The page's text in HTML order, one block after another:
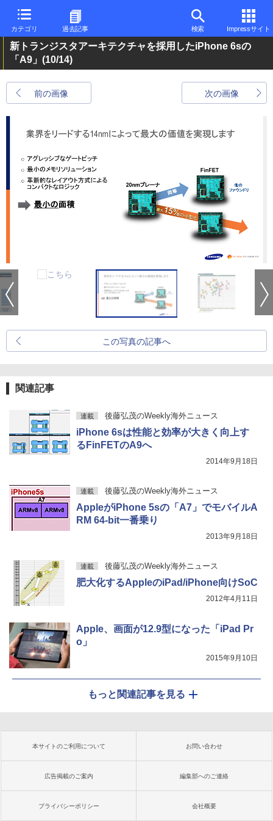
カテゴリ 過去記事 検索 Impressサイト
新トランジスタアーキテクチャを採用したiPhone 6sの
「A9」 (10/14)
前の画像 次の画像
この写真の記事へ
関連記事
連載 後藤弘茂のWeekly海外ニュース
iPhone 6sは性能と効率が大きく向上す
るFinFETのA9へ
2014年9月18日
連載 後藤弘茂のWeekly海外ニュース
AppleがiPhone 5sの「A7」でモバイルA
RM 64-bit一番乗り
2013年9月18日
連載 後藤弘茂のWeekly海外ニュース
肥大化するAppleのiPad/iPhone向けSoC
2012年4月11日
Apple、画面が12.9型になった「iPad Pr
o」
2015年9月10日
もっと関連記事を見る
本サイトのご利用について お問い合わせ
広告掲載のご案内 編集部へのご連絡
プライバシーポリシー 会社概要